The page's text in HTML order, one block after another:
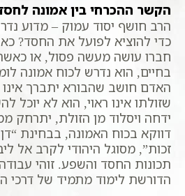
הקשר ההכרחי בין אמונה
הרב חושף יסוד עמוק – מדוע
כדי להוציא לפועל את החסד?
חברו עושה מעשה פסול, או
בחיים, הוא נדרש לכוח אמונה
האדם חושב שהבורא יתברך
שזולתו אינו ראוי, הוא לא יוכל
ידחה ויסלוד מן הזולת, יתרחק
דווקא בכוח האמונה, בבחינת
זכות”, מסוגל היהודי לקרב אל
תכונות החסד והשפע. זוהי
הדורשת לימוד מתמיד של דרכי